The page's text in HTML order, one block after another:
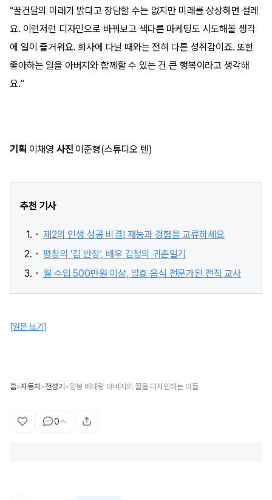
“꿀건달의 미래가 밝다고 장담할 수는 없지만 미래를 상상하면 설레
요. 이런저런 디자인으로 바꿔보고 색다른 마케팅도 시도해볼 생각
에 일이 즐거워요. 회사에 다닐 때와는 전혀 다른 성취감이죠. 또한
좋아하는 일을 아버지와 함께할 수 있는 건 큰 행복이라고 생각해
요.”
기획 이채영 사진 이준형(스튜디오 텐)
추천 기사
제2의 인생 성공 비결! 재능과 경험을 교류하세요
평창의 '김 반장', 배우 김청의 귀촌일기
월 수입 500만원 이상, 발효 음식 전문가된 전직 교사
[원문 보기]
홈>자동차>전성기 >양봉 베테랑 아버지의 꿀을 디자인하는 아들
0